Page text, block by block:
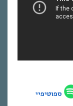
ספוטיפיי